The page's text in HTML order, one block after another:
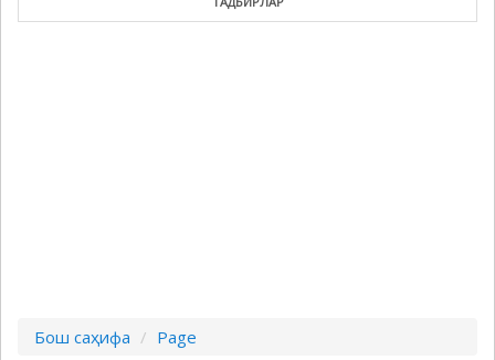
Бош саҳифа Page